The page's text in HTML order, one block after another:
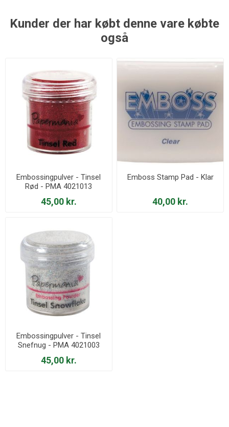
Kunder der har købt denne vare købte
også
Embossingpulver - Tinsel
Rød - PMA 4021013
45,00 kr.
Emboss Stamp Pad - Klar
40,00 kr.
Embossingpulver - Tinsel
Snefnug - PMA 4021003
45,00 kr.